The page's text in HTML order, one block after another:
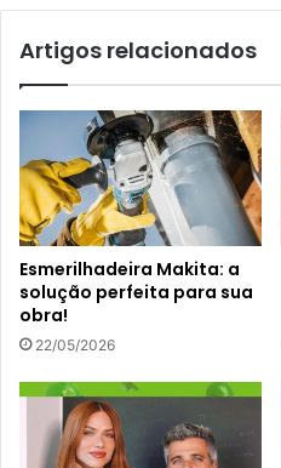
Artigos relacionados
Esmerilhadeira Makita: a
solução perfeita para sua
obra!
22/05/2026